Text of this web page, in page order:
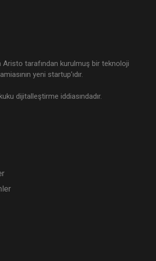
Hukuku - II. İş Hukuku Kongresi
Enstitüsü
tarafından kurulmuş bir teknoloji
yeni startup’ıdır.
dijitalleştirme iddiasındadır.